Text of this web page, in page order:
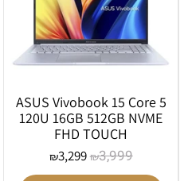
ASUS Vivobook 15 Core 5
120U 16GB 512GB NVME
FHD TOUCH
₪3,999
₪3,299